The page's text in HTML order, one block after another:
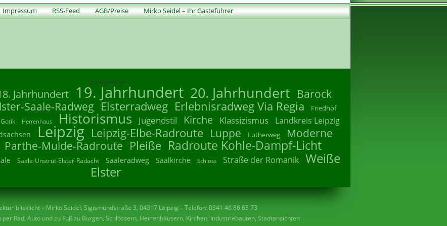
Impressum RSS-Feed AGB/Preise Mirko Seidel – Ihr Gästeführer
Schlagwörter
Jahrhundert 19. Jahrhundert 20. Jahrhundert Barock
Saale-Radweg Elsterradweg Erlebnisradweg Via Regia Friedhof
Gotik Herrenhaus Historismus Jugendstil Kirche Klassizismus Landkreis Leipzig
Leipzig Leipzig-Elbe-Radroute Luppe Lutherweg Moderne
Parthe-Mulde-Radroute Pleiße Radroute Kohle-Dampf-Licht
Saale-Unstrut-Elster-Radacht Saaleradweg Saalkirche Schloss Straße der Romanik Weiße
Elster
blicklicht – Mirko Seidel, Sigismundstraße 3, 04317 Leipzig – Telefon: 0341 46 86 68 73
Rad, Auto und zu Fuß zu Burgen, Schlössern, Herrenhäusern, Kirchen, Industriebauten, Stadtansichten